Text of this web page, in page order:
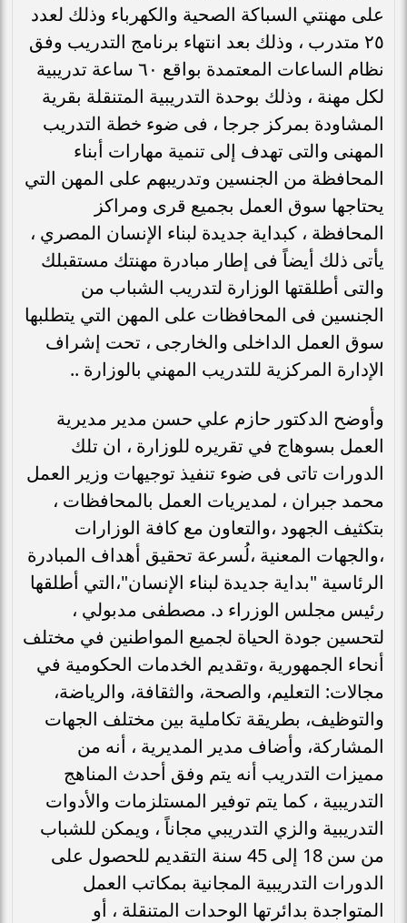
على مهنتي السباكة الصحية والكهرباء وذلك لعدد
٢٥ متدرب ، وذلك بعد انتهاء برنامج التدريب وفق
نظام الساعات المعتمدة بواقع ٦٠ ساعة تدريبية
لكل مهنة ، وذلك بوحدة التدريبية المتنقلة بقرية
المشاودة بمركز جرجا ، فى ضوء خطة التدريب
المهنى والتى تهدف إلى تنمية مهارات أبناء
المحافظة من الجنسين وتدريبهم على المهن التي
يحتاجها سوق العمل بجميع قرى ومراكز
المحافظة ، كبداية جديدة لبناء الإنسان المصري ،
يأتى ذلك أيضاً فى إطار مبادرة مهنتك مستقبلك
والتى أطلقتها الوزارة لتدريب الشباب من
الجنسين فى المحافظات على المهن التي يتطلبها
سوق العمل الداخلى والخارجى ، تحت إشراف
الإدارة المركزية للتدريب المهني بالوزارة ..
وأوضح الدكتور حازم علي حسن مدير مديرية
العمل بسوهاج في تقريره للوزارة ، ان تلك
الدورات تاتى فى ضوء تنفيذ توجيهات وزير العمل
محمد جبران ، لمديريات العمل بالمحافظات ،
بتكثيف الجهود ،والتعاون مع كافة الوزارات
،والجهات المعنية ،لُسرعة تحقيق أهداف المبادرة
الرئاسية "بداية جديدة لبناء الإنسان"،التي أطلقها
رئيس مجلس الوزراء د. مصطفى مدبولي ،
لتحسين جودة الحياة لجميع المواطنين في مختلف
أنحاء الجمهورية ،وتقديم الخدمات الحكومية في
مجالات: التعليم، والصحة، والثقافة، والرياضة،
والتوظيف، بطريقة تكاملية بين مختلف الجهات
المشاركة، وأضاف مدير المديرية ، أنه من
مميزات التدريب أنه يتم وفق أحدث المناهج
التدريبية ، كما يتم توفير المستلزمات والأدوات
التدريبية والزي التدريبي مجاناً ، ويمكن للشباب
من سن 18 إلى 45 سنة التقديم للحصول على
الدورات التدريبية المجانية بمكاتب العمل
المتواجدة بدائرتها الوحدات المتنقلة ، أو